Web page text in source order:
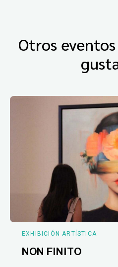
Otros
EXHIBICIÓN ARTÍSTICA
NON FINITO